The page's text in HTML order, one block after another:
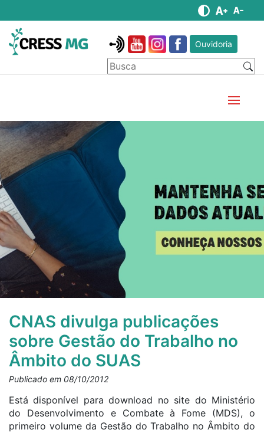
Ouvidoria
CNAS divulga publicações
sobre Gestão do Trabalho no
Âmbito do SUAS
Publicado em 08/10/2012
Está disponível para download no site do Ministério
do Desenvolvimento e Combate à Fome (MDS), o
primeiro volume da Gestão do Trabalho no Âmbito do